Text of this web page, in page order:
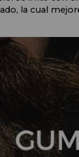
la cual